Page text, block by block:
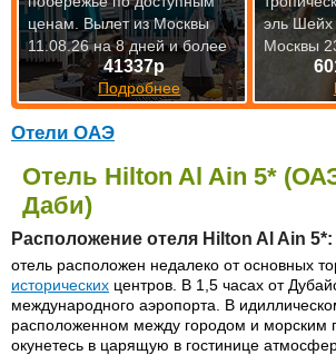
Отели ОАЭ
Отель Hilton Al Ain 5*
Даби)
Расположение отеля Hilton Al Ain 5*:
отель расположен недалеко от основных
исторических центров. В 1,5 часах от
международного аэропорта. В
расположенном между городом и морским
окунетесь в царящую в гостинице
41337р
Подробнее
ценам. Вылет из Москвы
11.08.26 на 8 дней и более
эль
Москвы